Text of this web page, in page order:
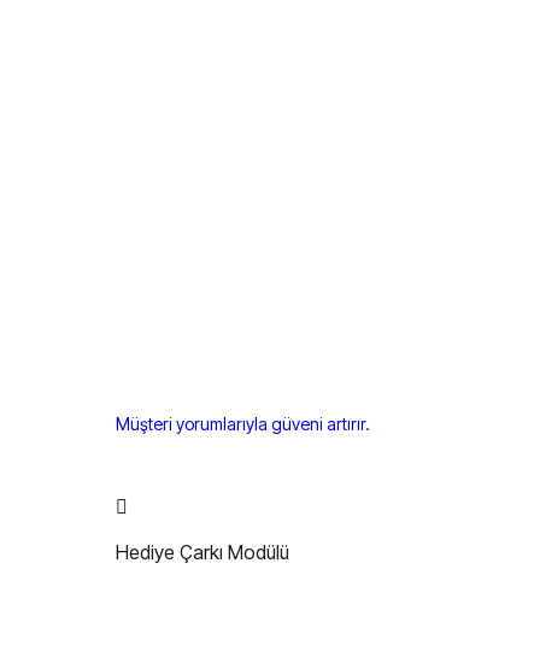
Müşteri yorumlarıyla güveni artırır.
Hediye Çarkı Modülü